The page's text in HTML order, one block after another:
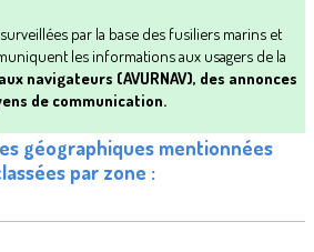
par la base des fusiliers marins et
les informations aux usagers de la
navigateurs (AVURNAV), des annonces
de communication.
géographiques mentionnées
par zone :